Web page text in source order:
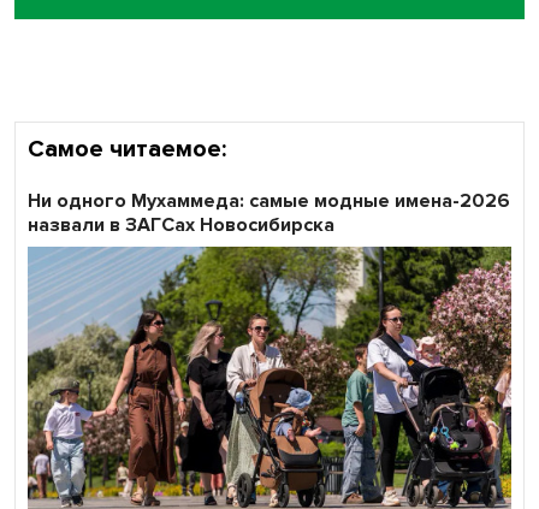
Кибертанки пошли в бой: «Ростелеком» объявляет
Самое читаемое:
Ни одного Мухаммеда: самые модные имена-2026
назвали в ЗАГСах Новосибирска